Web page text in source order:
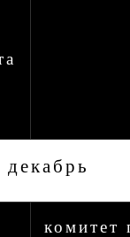
комитет